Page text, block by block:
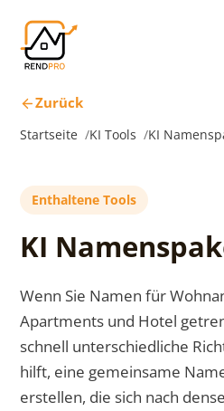
Zurück
Startseite
KI Tools KI
Enthaltene Tools
KI
Wenn Sie Namen für
Apartments und Hotel
schnell unterschiedliche
hilft, eine gemeinsame
erstellen, die sich nach